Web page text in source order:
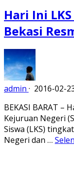
Hari Ini
Bekasi
admin · 2016-02-
BEKASI BARAT –
Kejuruan Negeri
Siswa (LKS)
Negeri dan …